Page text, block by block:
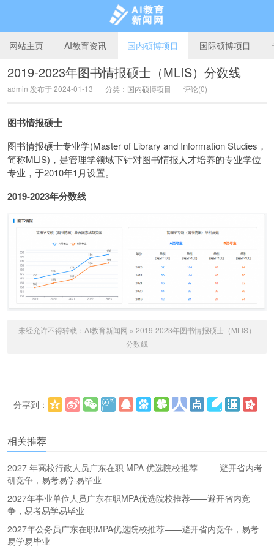
AI教育新闻网
网站主页 AI教育资讯 国内硕博项目 国际硕博项目
2019-2023年图书情报硕士（MLIS）分数线
admin 发布于 2024-01-13 分类： 国内硕博项目 评论(0)
图书情报硕士
图书情报硕士专业学(Master of Library and Information Studies，
简称MLIS)，是管理学领域下针对图书情报人才培养的专业学位
专业，于2010年1月设置。
2019-2023年分数线
未经允许不得转载： AI教育新闻网 » 2019-2023年图书情报硕士（MLIS）
分数线
分享到：
相关推荐
2027 年高校行政人员广东在职 MPA 优选院校推荐 —— 避开省内考
研竞争，易考易学易毕业
2027年事业单位人员广东在职MPA优选院校推荐——避开省内竞
争，易考易学易毕业
2027年公务员广东在职MPA优选院校推荐——避开省内竞争，易考
易学易毕业